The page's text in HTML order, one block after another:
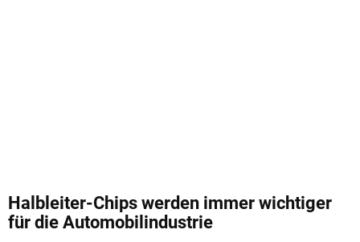
Halbleiter-Chips werden immer wichtiger
für die Automobilindustrie